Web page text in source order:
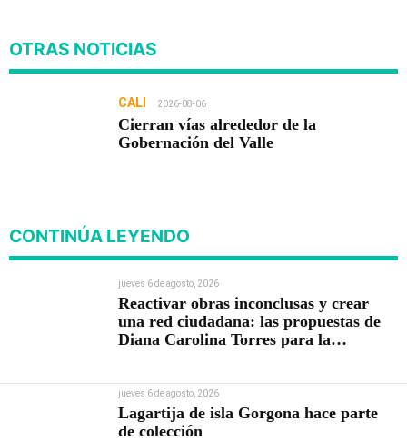
OTRAS NOTICIAS
CALI 2026-08-06
Cierran vías alrededor de la
Gobernación del Valle
CONTINÚA LEYENDO
jueves 6 de agosto, 2026
Reactivar obras inconclusas y crear
una red ciudadana: las propuestas de
Diana Carolina Torres para la
jueves 6 de agosto, 2026
Lagartija de isla Gorgona hace parte
de colección